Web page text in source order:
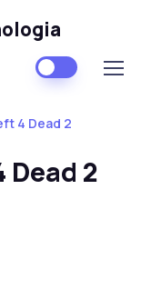
4 Dead 2
Dead 2